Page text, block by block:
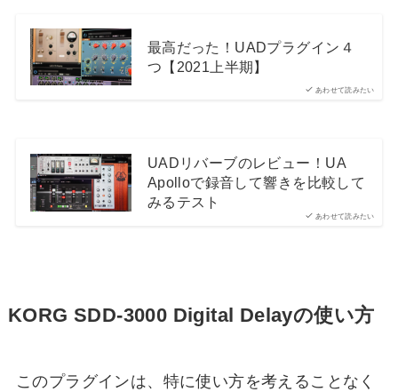
あわせて読みたい
最高だった！UADプラグイン４
つ【2021上半期】
あわせて読みたい
UADリバーブのレビュー！UA
Apolloで録音して響きを比較して
みるテスト
KORG SDD-3000 Digital Delayの使い方
このプラグインは、特に使い方を考えることなく